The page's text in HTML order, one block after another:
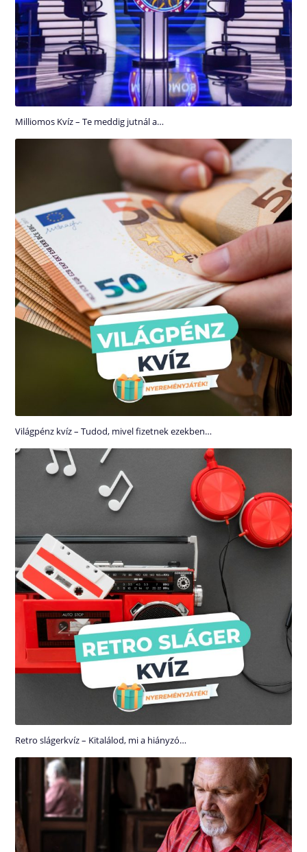
Milliomos Kvíz – Te meddig jutnál a…
Világpénz kvíz – Tudod, mivel fizetnek ezekben…
Retro slágerkvíz – Kitalálod, mi a hiányzó…